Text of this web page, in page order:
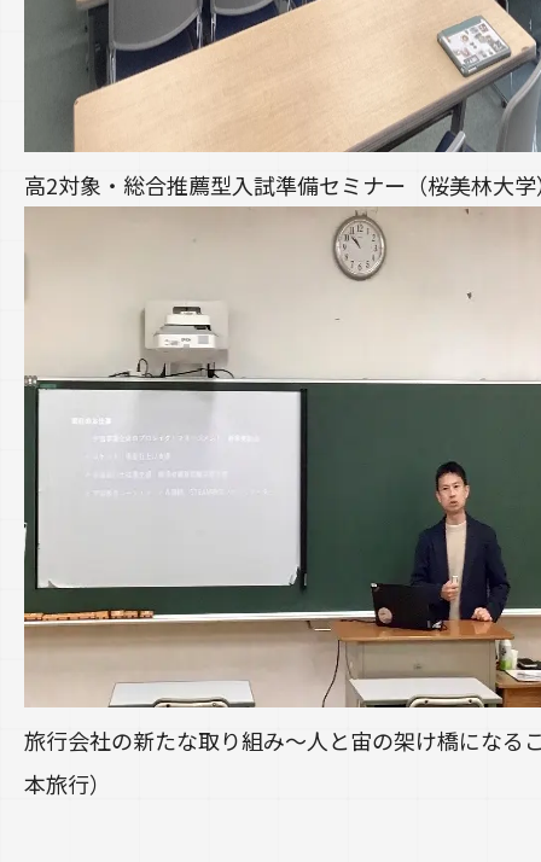
高2対象・総合推薦型入試準備セミナー（桜美林大
旅行会社の新たな取り組み～人と宙の架け橋になる
本旅行）